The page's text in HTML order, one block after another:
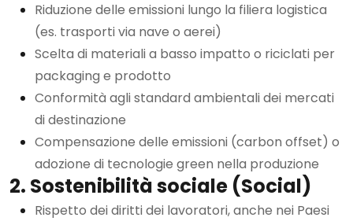
Riduzione delle emissioni lungo la filiera logistica
(es. trasporti via nave o aerei)
Scelta di materiali a basso impatto o riciclati per
packaging e prodotto
Conformità agli standard ambientali dei mercati
di destinazione
Compensazione delle emissioni (carbon offset) o
adozione di tecnologie green nella produzione
2. Sostenibilità sociale (Social)
Rispetto dei diritti dei lavoratori, anche nei Paesi